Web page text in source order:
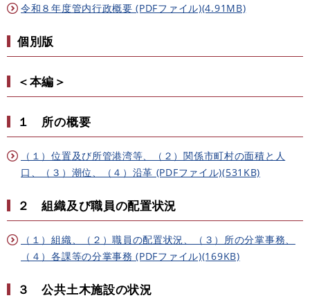
令和８年度管内行政概要 (PDFファイル)(4.91MB)
個別版
＜本編＞
１ 所の概要
（１）位置及び所管港湾等、（２）関係市町村の面積と人
口、（３）潮位、（４）沿革 (PDFファイル)(531KB)
２ 組織及び職員の配置状況
（１）組織、（２）職員の配置状況、（３）所の分掌事務、
（４）各課等の分掌事務 (PDFファイル)(169KB)
３ 公共土木施設の状況